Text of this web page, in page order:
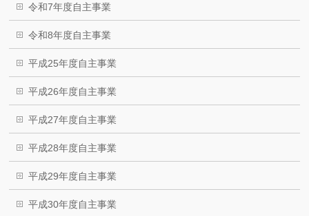
令和7年度自主事業
令和8年度自主事業
平成25年度自主事業
平成26年度自主事業
平成27年度自主事業
平成28年度自主事業
平成29年度自主事業
平成30年度自主事業